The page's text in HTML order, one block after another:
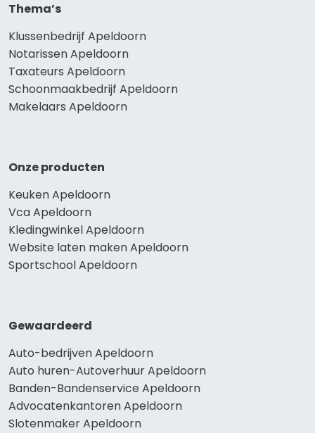
Thema’s
Klussenbedrijf Apeldoorn
Notarissen Apeldoorn
Taxateurs Apeldoorn
Schoonmaakbedrijf Apeldoorn
Makelaars Apeldoorn
Onze producten
Keuken Apeldoorn
Vca Apeldoorn
Kledingwinkel Apeldoorn
Website laten maken Apeldoorn
Sportschool Apeldoorn
Gewaardeerd
Auto-bedrijven Apeldoorn
Auto huren-Autoverhuur Apeldoorn
Banden-Bandenservice Apeldoorn
Advocatenkantoren Apeldoorn
Slotenmaker Apeldoorn